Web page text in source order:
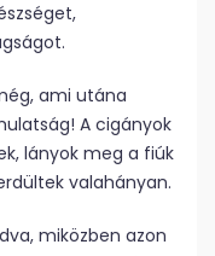
ami utána
A cigányok
lányok meg a fiúk
valahányan.
miközben azon